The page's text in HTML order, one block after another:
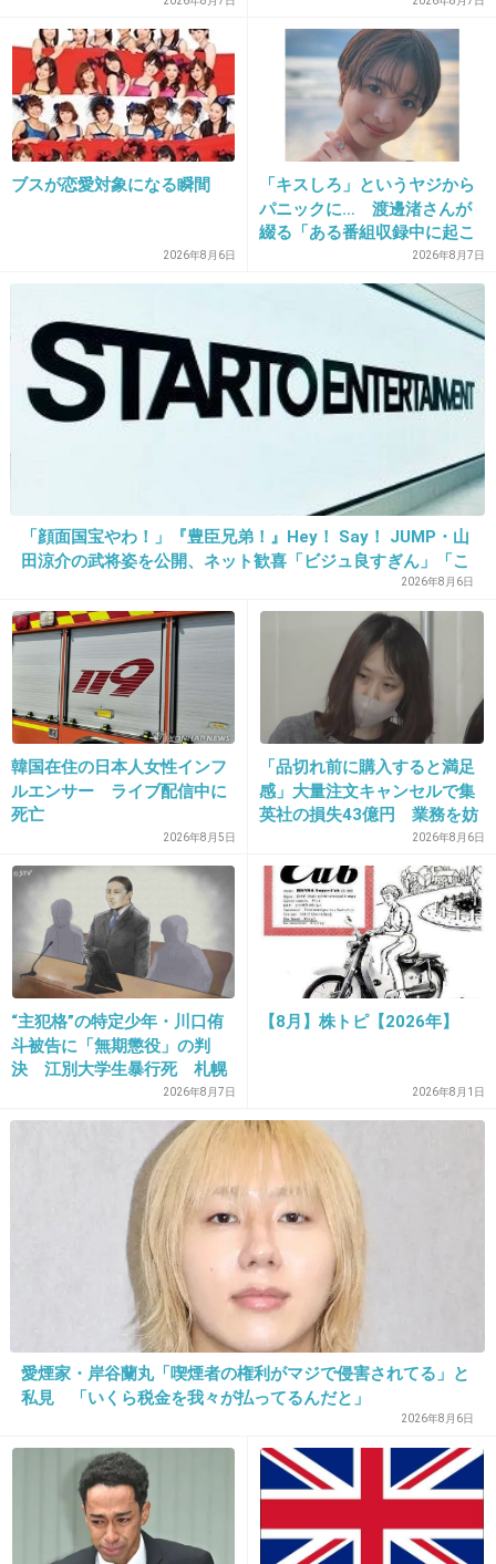
12. 匿名2013/01/21(月) 10:46:22
おもしろそうだけどＢＳか・・・見られないわ
+14 -7
14. 匿名2013/01/21(月) 10:47:08
前にもNHKで不倫のドラマやってなかった？
NHKが不倫を美化するような番組を作るのはや
-2
15. 匿名2013/01/21(月) 10:47:20
＞私生活では３歳の女児の母で、０９年に結婚
した実業家と離婚協議中。
そんな事になってるとは知りませんでし
た・・・
-0
16. 匿名 2013/01/21(月) 10:47:40
お通夜にノースリーブ着てた時はびっくりした
原田芳雄さんの通夜、宮沢りえさんの服装
について - Yahoo!知恵袋
detail.chiebukuro.yahoo.co.jp
原田芳雄さんの御通夜の写真を拝見しました。数多くの芸能人の方が写っ
ていましたが、宮沢りえさんの服装が気になってしまいました。ノースリ
ーブ、胸元が広めに開いている、シースルー…とタブーが重なっています。
せめて何か上着を一枚羽織れなかったのかなと思ってしまいました。宮沢
りえさんは、とても美しい女優さんで昔から大好きなだけにちょっとショ
ックでした。私の考えが厳し過ぎるのでしょうか？
+7 -1
2013/01/21(月) 10:47:47
昔は健康的で可愛かったのにな。
顔が痩せて貧相に見えるのが残念だね。
鍵」
ブスが恋愛対象になる瞬間
2026年8月6日
「キスしろ」というヤジから
パニックに… 渡邊渚さんが
綴る「ある番組収録中に起こ
ったフラッシュバック」2026年8月7日
「顔面国宝やわ！」『豊臣兄弟！』Hey！ Say！ JUMP・山
田涼介の武将姿を公開、ネット歓喜「ビジュ良すぎん」「こ
2026年8月6日
韓国在住の日本人女性インフ
ルエンサー ライブ配信中に
死亡
2026年8月5日
「品切れ前に購入すると満足
感」大量注文キャンセルで集
英社の損失43億円 業務を妨
害した疑いで32歳女を逮捕
2026年8月6日
“主犯格”の特定少年・川口侑
斗被告に「無期懲役」の判
決 江別大学生暴行死 札幌
2026年8月7日
【8月】株トピ【2026年】
2026年8月1日
愛煙家・岸谷蘭丸「喫煙者の権利がマジで侵害されてる」と
私見 「いくら税金を我々が払ってるんだと」
2026年8月6日